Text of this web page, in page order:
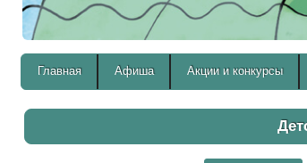
Главная Афиша Акции и конкурсы